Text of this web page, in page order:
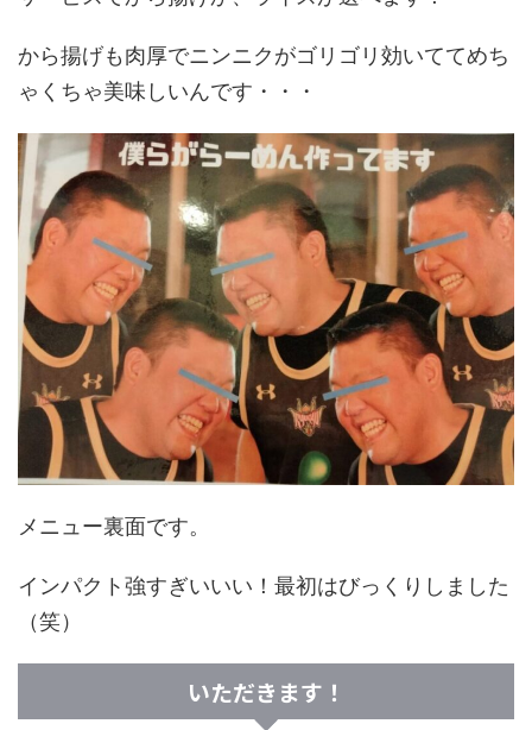
から揚げも肉厚でニンニクがゴリゴリ効いててめち
ゃくちゃ美味しいんです・・・
メニュー裏面です。
インパクト強すぎいいい！最初はびっくりしました
（笑）
いただきます！